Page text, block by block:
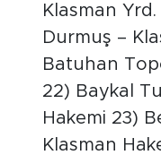
Klasman
Durmuş –
Batuhan
22) Baykal
Hakemi 23)
Klasman